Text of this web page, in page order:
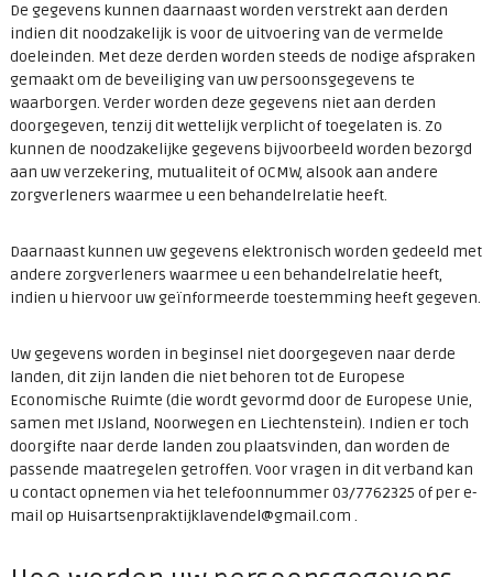
De gegevens kunnen daarnaast worden verstrekt aan derden
indien dit noodzakelijk is voor de uitvoering van de vermelde
doeleinden. Met deze derden worden steeds de nodige afspraken
gemaakt om de beveiliging van uw persoonsgegevens te
waarborgen. Verder worden deze gegevens niet aan derden
doorgegeven, tenzij dit wettelijk verplicht of toegelaten is. Zo
kunnen de noodzakelijke gegevens bijvoorbeeld worden bezorgd
aan uw verzekering, mutualiteit of OCMW, alsook aan andere
zorgverleners waarmee u een behandelrelatie heeft.
Daarnaast kunnen uw gegevens elektronisch worden gedeeld met
andere zorgverleners waarmee u een behandelrelatie heeft,
indien u hiervoor uw geïnformeerde toestemming heeft gegeven.
Uw gegevens worden in beginsel niet doorgegeven naar derde
landen, dit zijn landen die niet behoren tot de Europese
Economische Ruimte (die wordt gevormd door de Europese Unie,
samen met IJsland, Noorwegen en Liechtenstein). Indien er toch
doorgifte naar derde landen zou plaatsvinden, dan worden de
passende maatregelen getroffen. Voor vragen in dit verband kan
u contact opnemen via het telefoonnummer 03/7762325 of per e-
mail op Huisartsenpraktijklavendel@gmail.com .